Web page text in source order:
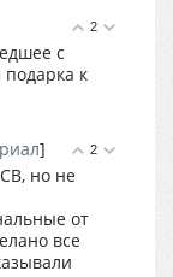
2
с
к
2
]
но не
от
все